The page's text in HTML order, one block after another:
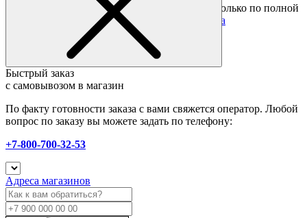
Подробные условия
Товары со скидкой отправляются по России только по полной
предоплате. Все подробности в разделе
оплата
Быстрый заказ
с самовывозом в магазин
По факту готовности заказа с вами свяжется оператор. Любой
вопрос по заказу вы можете задать по телефону:
+7-800-700-32-53
Адреса магазинов